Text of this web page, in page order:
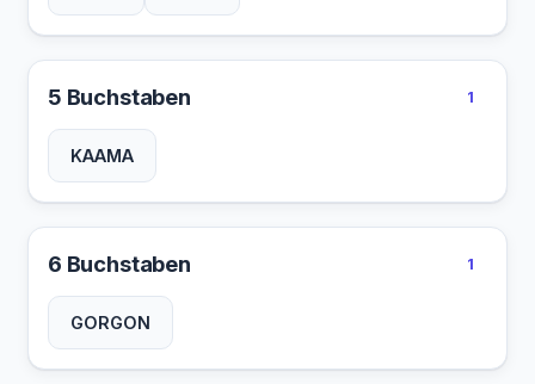
5 Buchstaben 1
KAAMA
6 Buchstaben 1
GORGON